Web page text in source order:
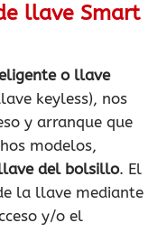
604
llave Smart
o llave
keyless), nos
y arranque que
modelos,
del bolsillo. El
la llave mediante
y/o el